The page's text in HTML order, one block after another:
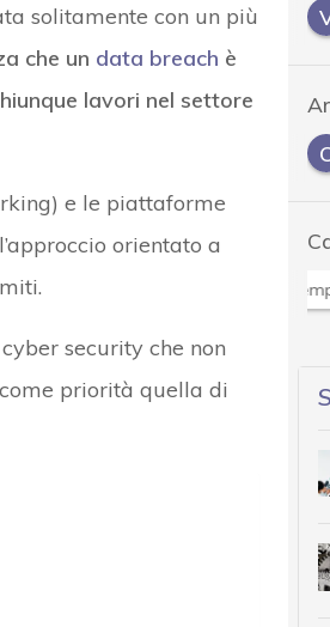
solitamente con un più
che un data breach è
lavori nel settore
e le piattaforme
orientato a
security che non
priorità quella di
hacker e Malware: le ultime news in